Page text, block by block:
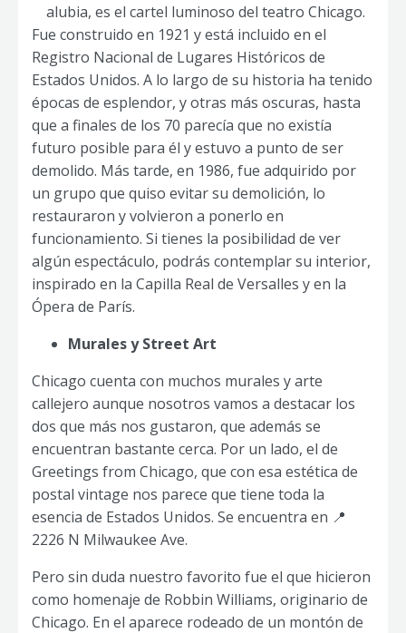
alubia, es el cartel luminoso del teatro Chicago.
Fue construido en 1921 y está incluido en el
Registro Nacional de Lugares Históricos de
Estados Unidos. A lo largo de su historia ha tenido
épocas de esplendor, y otras más oscuras, hasta
que a finales de los 70 parecía que no existía
futuro posible para él y estuvo a punto de ser
demolido. Más tarde, en 1986, fue adquirido por
un grupo que quiso evitar su demolición, lo
restauraron y volvieron a ponerlo en
funcionamiento. Si tienes la posibilidad de ver
algún espectáculo, podrás contemplar su interior,
inspirado en la Capilla Real de Versalles y en la
Ópera de París.
Murales y Street Art
Chicago cuenta con muchos murales y arte
callejero aunque nosotros vamos a destacar los
dos que más nos gustaron, que además se
encuentran bastante cerca. Por un lado, el de
Greetings from Chicago, que con esa estética de
postal vintage nos parece que tiene toda la
esencia de Estados Unidos. Se encuentra en 📍
2226 N Milwaukee Ave.
Pero sin duda nuestro favorito fue el que hicieron
como homenaje de Robbin Williams, originario de
Chicago. En el aparece rodeado de un montón de